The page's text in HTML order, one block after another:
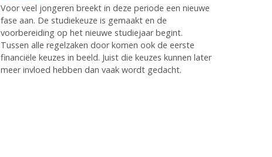
Voor veel jongeren breekt in deze periode een nieuwe
fase aan. De studiekeuze is gemaakt en de
voorbereiding op het nieuwe studiejaar begint.
Tussen alle regelzaken door komen ook de eerste
financiële keuzes in beeld. Juist die keuzes kunnen later
meer invloed hebben dan vaak wordt gedacht.